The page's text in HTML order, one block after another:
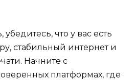
что у вас есть
стабильный интернет и
Начните с
платформах, где